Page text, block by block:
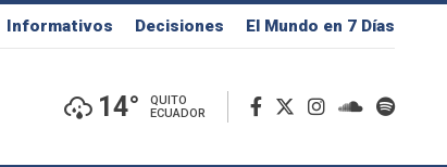
Informativos Decisiones El Mundo en 7 Días
14°
QUITO
ECUADOR